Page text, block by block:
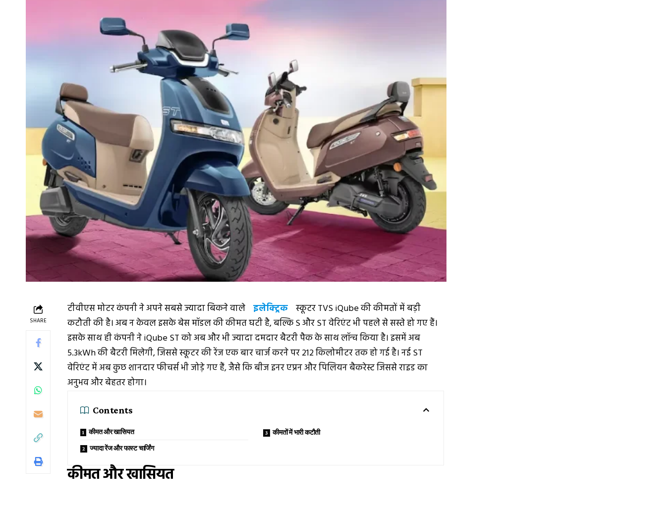
SHARE
टीवीएस मोटर कंपनी ने अपने सबसे ज्यादा बिकने वाले इलेक्ट्रिक स्कूटर TVS iQube की कीमतों में बड़ी
कटौती की है। अब न केवल इसके बेस मॉडल की कीमत घटी है, बल्कि S और ST वेरिएंट भी पहले से सस्ते हो गए हैं।
इसके साथ ही कंपनी ने iQube ST को अब और भी ज्यादा दमदार बैटरी पैक के साथ लॉन्च किया है। इसमें अब
5.3kWh की बैटरी मिलेगी, जिससे स्कूटर की रेंज एक बार चार्ज करने पर 212 किलोमीटर तक हो गई है। नई ST
वेरिएंट में अब कुछ शानदार फीचर्स भी जोड़े गए हैं, जैसे कि बीज इनर एप्रन और पिलियन बैकरेस्ट जिससे राइड का
अनुभव और बेहतर होगा।
Contents
कीमत और खासियत
ज्यादा रेंज और फास्ट चार्जिंग
कीमतों में भारी कटौती
कीमत और खासियत